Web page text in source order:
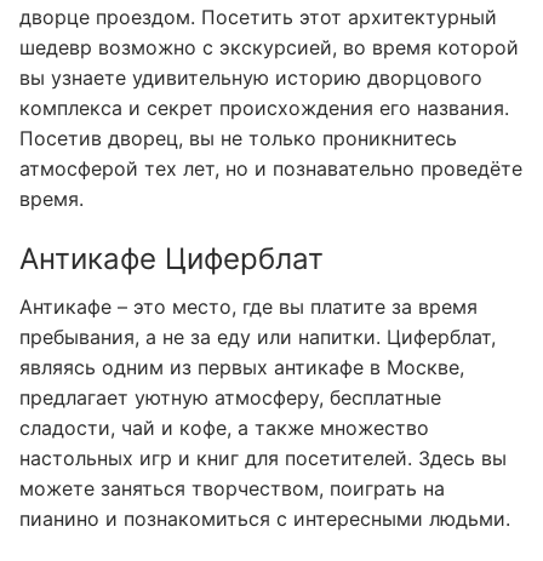
дворце проездом. Посетить этот архитектурный
шедевр возможно с экскурсией, во время которой
вы узнаете удивительную историю дворцового
комплекса и секрет происхождения его названия.
Посетив дворец, вы не только проникнитесь
атмосферой тех лет, но и познавательно проведёте
время.
Антикафе Циферблат
Антикафе – это место, где вы платите за время
пребывания, а не за еду или напитки. Циферблат,
являясь одним из первых антикафе в Москве,
предлагает уютную атмосферу, бесплатные
сладости, чай и кофе, а также множество
настольных игр и книг для посетителей. Здесь вы
можете заняться творчеством, поиграть на
пианино и познакомиться с интересными людьми.